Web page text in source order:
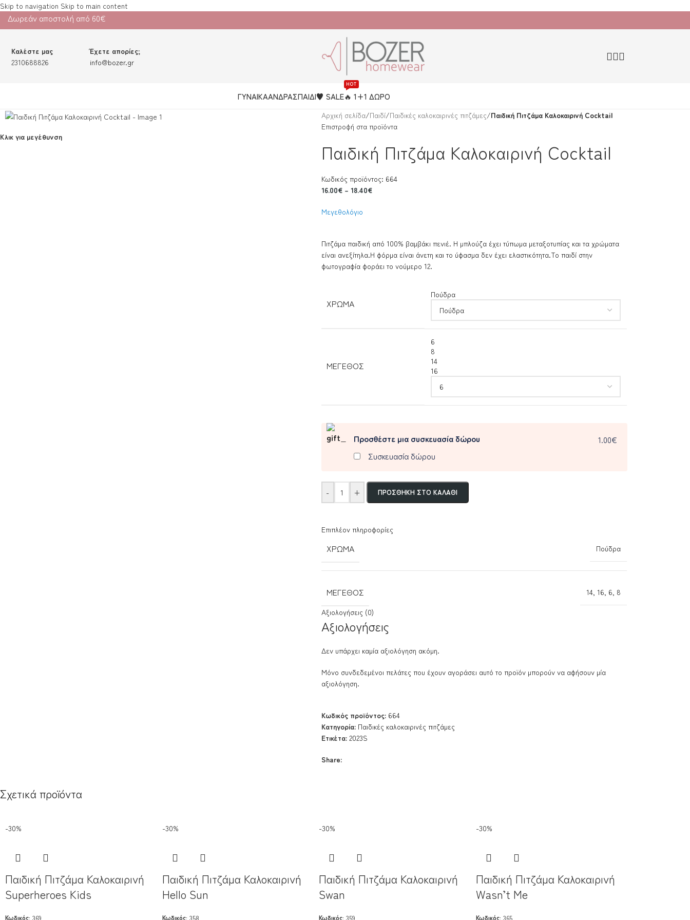
Skip to navigation Skip to main content
Δωρεάν αποστολή από 60€
Καλέστε μας
2310688826
Έχετε απορίες;
info@bozer.gr
ΓΥΝΑΙΚΑΑΝΔΡΑΣΠΑΙΔΙ♥️ SALE🔥 1+1 ΔΩΡΟ
HOT
Κλικ για μεγέθυνση
Αρχική σελίδα/Παιδί/Παιδικές καλοκαιρινές πιτζάμες/Παιδική Πιτζάμα Καλοκαιρινή Cocktail
Επιστροφή στα προϊόντα
Παιδική Πιτζάμα Καλοκαιρινή Cocktail
Κωδικός προϊόντος: 664
16.00€ – 18.40€
Μεγεθολόγιο
Πιτζάμα παιδική από 100% βαμβάκι πενιέ. Η μπλούζα έχει τύπωμα μεταξοτυπίας και τα χρώματα
είναι ανεξίτηλα.Η φόρμα είναι άνετη και το ύφασμα δεν έχει ελαστικότητα.Το παιδί στην
φωτογραφία φοράει το νούμερο 12.
ΧΡΏΜΑ
Πούδρα
ΜΈΓΕΘΟΣ
6
8
14
16
Προσθέστε μια συσκευασία δώρου
Συσκευασία δώρου
1.00€
- + ΠΡΟΣΘΉΚΗ ΣΤΟ ΚΑΛΆΘΙ
Επιπλέον πληροφορίες
ΧΡΏΜΑ Πούδρα
ΜΈΓΕΘΟΣ 14, 16, 6, 8
Αξιολογήσεις (0)
Αξιολογήσεις
Δεν υπάρχει καμία αξιολόγηση ακόμη.
Μόνο συνδεδεμένοι πελάτες που έχουν αγοράσει αυτό το προϊόν μπορούν να αφήσουν μία
αξιολόγηση.
Κωδικός προϊόντος: 664
Κατηγορία: Παιδικές καλοκαιρινές πιτζάμες
Ετικέτα: 2023S
Share:
Σχετικά προϊόντα
-30%
Παιδική Πιτζάμα Καλοκαιρινή
Superheroes Kids
Κωδικός: 369
-30%
Παιδική Πιτζάμα Καλοκαιρινή
Hello Sun
Κωδικός: 358
-30%
Παιδική Πιτζάμα Καλοκαιρινή
Swan
Κωδικός: 359
-30%
Παιδική Πιτζάμα Καλοκαιρινή
Wasn’t Me
Κωδικός: 365